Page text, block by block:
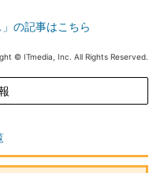
の記事はこちら
© ITmedia, Inc. All Rights Reserved.